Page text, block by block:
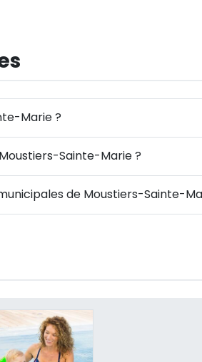
Marie ?
Sainte-Marie ?
de Moustiers-Sainte-